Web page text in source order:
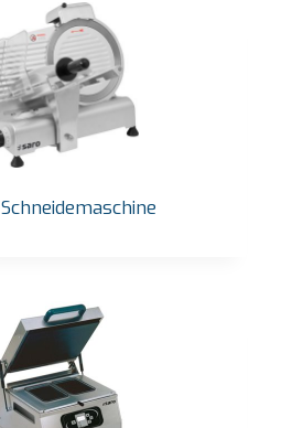
Schneidemaschine